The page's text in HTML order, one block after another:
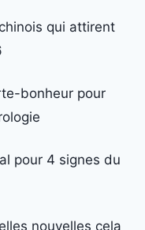
qui attirent
bonheur pour
pour 4 signes du
nouvelles cela